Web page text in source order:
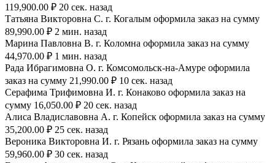
119,900.00 ₽ 20 сек. назад
Татьяна Викторовна С. г. Когалым оформила заказ на сумму
89,990.00 ₽ 2 мин. назад
Марина Павловна В. г. Коломна оформила заказ на сумму
44,970.00 ₽ 1 мин. назад
Рада Ибрагимовна О. г. Комсомольск-на-Амуре оформила
заказ на сумму 21,990.00 ₽ 10 сек. назад
Серафима Трифимовна И. г. Конаково оформила заказ на
сумму 16,050.00 ₽ 20 сек. назад
Алиса Владиславовна А. г. Копейск оформила заказ на сумму
35,200.00 ₽ 25 сек. назад
Вероника Викторовна И. г. Рязань оформила заказ на сумму
59,960.00 ₽ 30 сек. назад